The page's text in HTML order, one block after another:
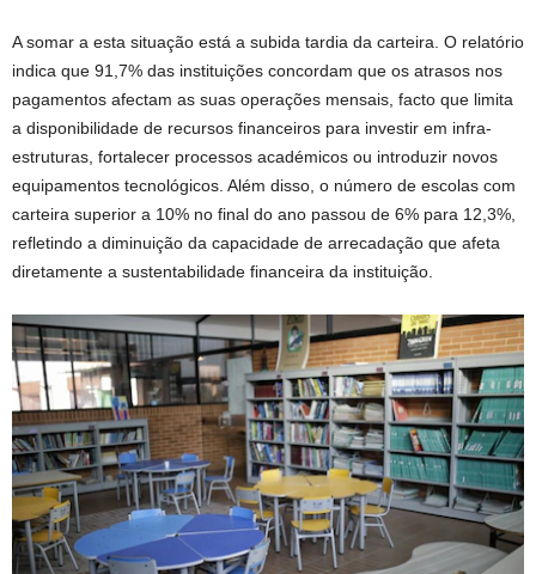
A somar a esta situação está a subida tardia da carteira. O relatório
indica que 91,7% das instituições concordam que os atrasos nos
pagamentos afectam as suas operações mensais, facto que limita
a disponibilidade de recursos financeiros para investir em infra-
estruturas, fortalecer processos académicos ou introduzir novos
equipamentos tecnológicos. Além disso, o número de escolas com
carteira superior a 10% no final do ano passou de 6% para 12,3%,
refletindo a diminuição da capacidade de arrecadação que afeta
diretamente a sustentabilidade financeira da instituição.